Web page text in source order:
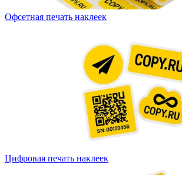
Офсетная печать наклеек
Цифровая печать наклеек